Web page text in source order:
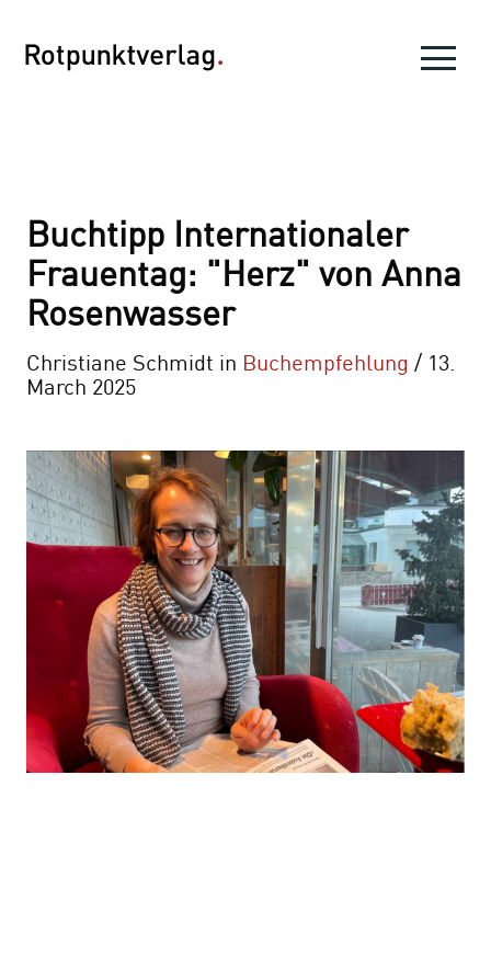
Buchtipp Internationaler
Frauentag: "Herz" von Anna
Rosenwasser
Christiane Schmidt in Buchempfehlung / 13.
March 2025